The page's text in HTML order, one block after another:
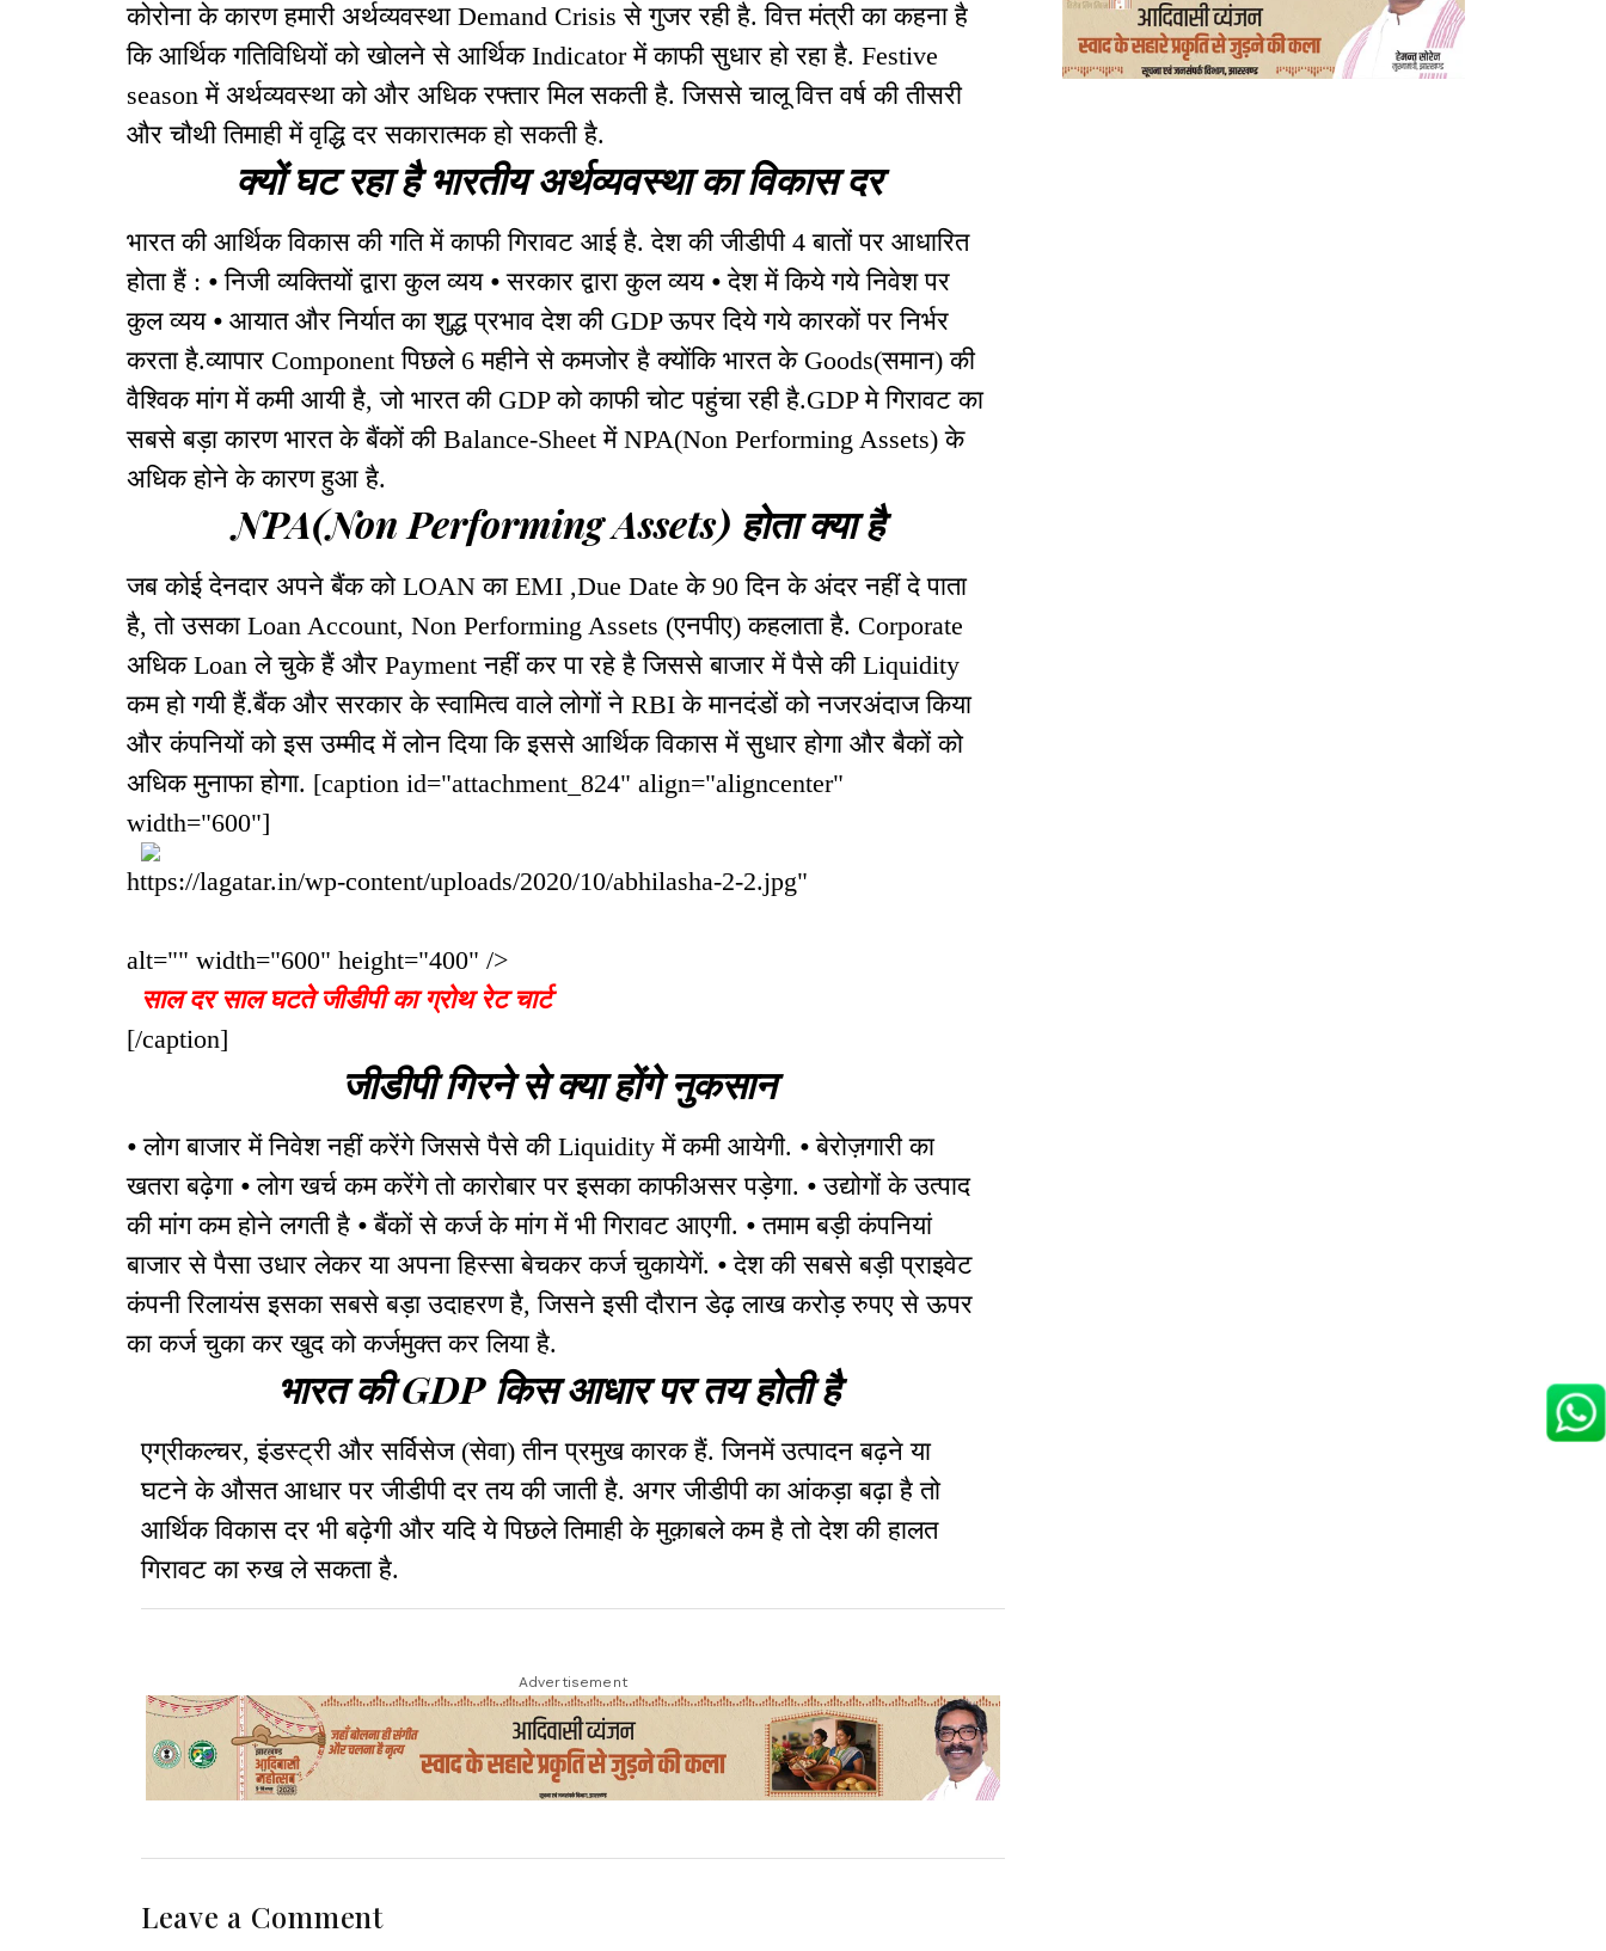
कोरोना के कारण हमारी अर्थव्यवस्था Demand Crisis से गुजर रही है. वित्त मंत्री का कहना है
कि आर्थिक गतिविधियों को खोलने से आर्थिक Indicator में काफी सुधार हो रहा है. Festive
season में अर्थव्यवस्था को और अधिक रफ्तार मिल सकती है. जिससे चालू वित्त वर्ष की तीसरी
और चौथी तिमाही में वृद्धि दर सकारात्मक हो सकती है.
क्यों घट रहा है भारतीय अर्थव्यवस्था का विकास दर
भारत की आर्थिक विकास की गति में काफी गिरावट आई है. देश की जीडीपी 4 बातों पर आधारित
होता हैं : ⦁ निजी व्यक्तियों द्वारा कुल व्यय ⦁ सरकार द्वारा कुल व्यय ⦁ देश में किये गये निवेश पर
कुल व्यय ⦁ आयात और निर्यात का शुद्ध प्रभाव देश की GDP ऊपर दिये गये कारकों पर निर्भर
करता है.व्यापार Component पिछले 6 महीने से कमजोर है क्योंकि भारत के Goods(समान) की
वैश्विक मांग में कमी आयी है, जो भारत की GDP को काफी चोट पहुंचा रही है.GDP मे गिरावट का
सबसे बड़ा कारण भारत के बैंकों की Balance-Sheet में NPA(Non Performing Assets) के
अधिक होने के कारण हुआ है.
NPA(Non Performing Assets) होता क्या है
जब कोई देनदार अपने बैंक को LOAN का EMI ,Due Date के 90 दिन के अंदर नहीं दे पाता
है, तो उसका Loan Account, Non Performing Assets (एनपीए) कहलाता है. Corporate
अधिक Loan ले चुके हैं और Payment नहीं कर पा रहे है जिससे बाजार में पैसे की Liquidity
कम हो गयी हैं.बैंक और सरकार के स्वामित्व वाले लोगों ने RBI के मानदंडों को नजरअंदाज किया
और कंपनियों को इस उम्मीद में लोन दिया कि इससे आर्थिक विकास में सुधार होगा और बैकों को
अधिक मुनाफा होगा. [caption id="attachment_824" align="aligncenter"
width="600"]
https://lagatar.in/wp-content/uploads/2020/10/abhilasha-2-2.jpg"
alt="" width="600" height="400" />
साल दर साल घटतेे जीडीपी का ग्रोथ रेट चार्ट
[/caption]
जीडीपी गिरने से क्या होंगे नुकसान
⦁ लोग बाजार में निवेश नहीं करेंगे जिससे पैसे की Liquidity में कमी आयेगी. ⦁ बेरोज़गारी का
खतरा बढ़ेगा ⦁ लोग खर्च कम करेंगे तो कारोबार पर इसका काफीअसर पड़ेगा. ⦁ उद्योगों के उत्पाद
की मांग कम होने लगती है ⦁ बैंकों से कर्ज के मांग में भी गिरावट आएगी. ⦁ तमाम बड़ी कंपनियां
बाजार से पैसा उधार लेकर या अपना हिस्सा बेचकर कर्ज चुकायेगें. ⦁ देश की सबसे बड़ी प्राइवेट
कंपनी रिलायंस इसका सबसे बड़ा उदाहरण है, जिसने इसी दौरान डेढ़ लाख करोड़ रुपए से ऊपर
का कर्ज चुका कर खुद को कर्जमुक्त कर लिया है.
भारत की GDP किस आधार पर तय होती है
एग्रीकल्चर, इंडस्ट्री और सर्विसेज (सेवा) तीन प्रमुख कारक हैं. जिनमें उत्पादन बढ़ने या
घटने के औसत आधार पर जीडीपी दर तय की जाती है. अगर जीडीपी का आंकड़ा बढ़ा है तो
आर्थिक विकास दर भी बढ़ेगी और यदि ये पिछले तिमाही के मुक़ाबले कम है तो देश की हालत
गिरावट का रुख ले सकता है.
Advertisement
Leave a Comment